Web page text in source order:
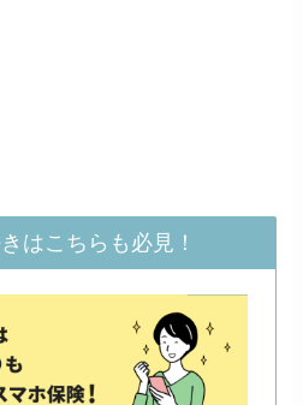
はこちらも必見！